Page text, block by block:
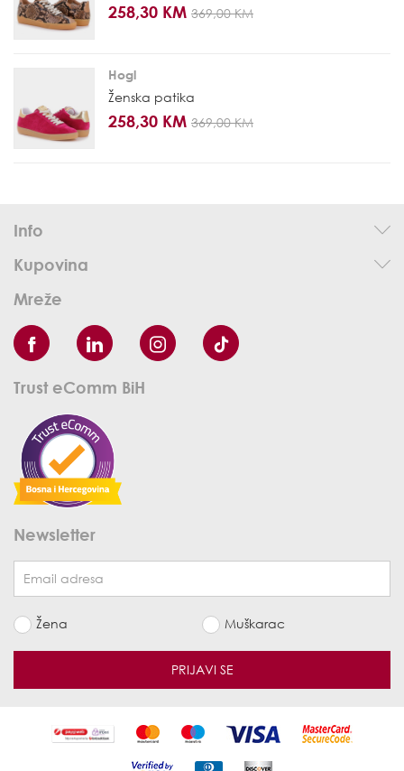
258,30 KM 369,00 KM
Hogl
Ženska patika
258,30 KM 369,00 KM
Info
Kupovina
Mreže
Trust eComm BiH
Newsletter
Žena Muškarac
PRIJAVI SE